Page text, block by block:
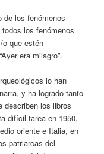
de los fenómenos
los fenómenos
o que estén
era milagro”.
lo han
y ha logrado tanto
describen los libros
difícil tarea en 1950,
oriente e Italia, en
patriarcas del